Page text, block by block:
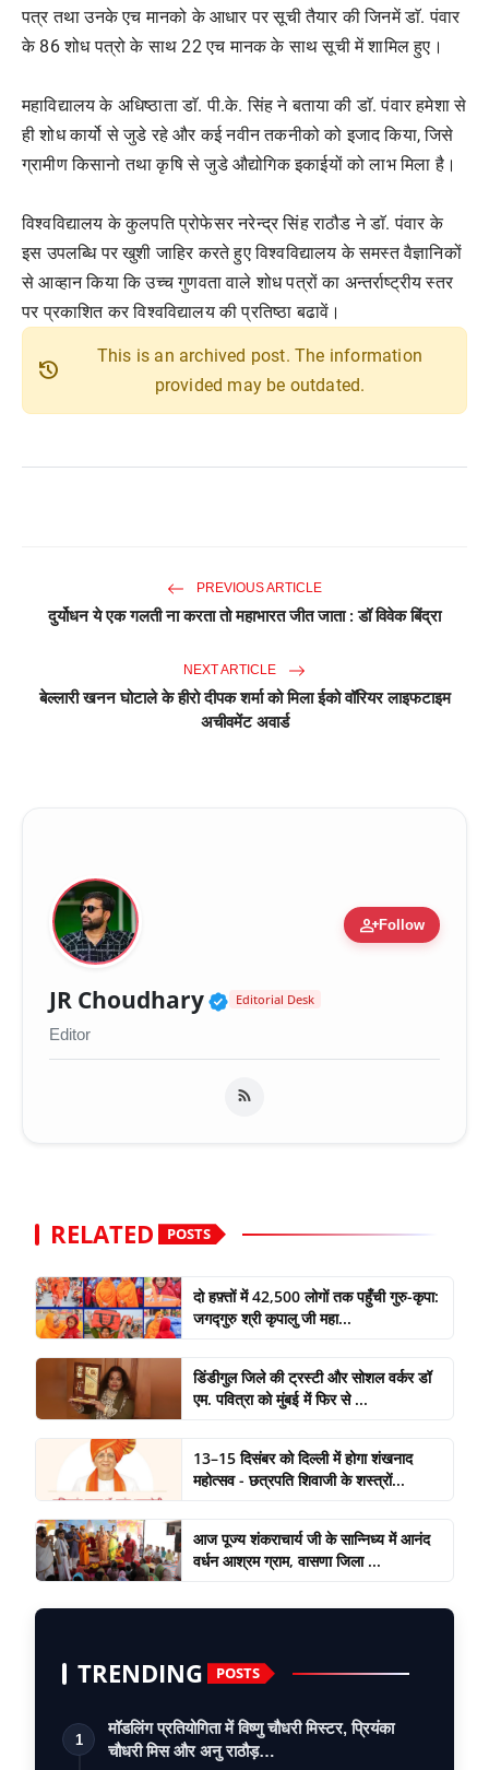
पत्र तथा उनके एच मानको के आधार पर सूची तैयार की जिनमें डाॅ. पंवार
के 86 शोध पत्रो के साथ 22 एच मानक के साथ सूची में शामिल हुए।
महाविद्यालय के अधिष्ठाता डाॅ. पी.के. सिंह ने बताया की डाॅ. पंवार हमेशा से
ही शोध कार्यो से जुडे रहे और कई नवीन तकनीको को इजाद किया, जिसे
ग्रामीण किसानो तथा कृषि से जुडे औद्योगिक इकाईयों को लाभ मिला है।
विश्वविद्यालय के कुलपति प्रोफेसर नरेन्द्र सिंह राठौड ने डाॅ. पंवार के
इस उपलब्धि पर खुशी जाहिर करते हुए विश्वविद्यालय के समस्त वैज्ञानिकों
से आव्हान किया कि उच्च गुणवता वाले शोध पत्रों का अन्तर्राष्ट्रीय स्तर
पर प्रकाशित कर विश्वविद्यालय की प्रतिष्ठा बढावें।
history
This is an archived post. The information
provided may be outdated.
PREVIOUS ARTICLE
दुर्योधन ये एक गलती ना करता तो महाभारत जीत जाता : डॉ विवेक बिंद्रा
NEXT ARTICLE
बेल्लारी खनन घोटाले के हीरो दीपक शर्मा को मिला ईको वॉरियर लाइफटाइम
अचीवमेंट अवार्ड
person_addFollow
JR Choudhary Verified Public Figure
Editorial Desk
Editor
RELATED POSTS
दो हफ़्तों में 42,500 लोगों तक पहुँची गुरु-कृपा:
जगद्गुरु श्री कृपालु जी महा...
डिंडीगुल जिले की ट्रस्टी और सोशल वर्कर डॉ
एम. पवित्रा को मुंबई में फिर से ...
13–15 दिसंबर को दिल्ली में होगा शंखनाद
महोत्सव - छत्रपति शिवाजी के शस्त्रों...
आज पूज्य शंकराचार्य जी के सान्निध्य में आनंद
वर्धन आश्रम ग्राम, वासणा जिला ...
TRENDING POSTS
1
मॉडलिंग प्रतियोगिता में विष्णु चौधरी मिस्टर, प्रियंका
चौधरी मिस और अनु राठौड़…